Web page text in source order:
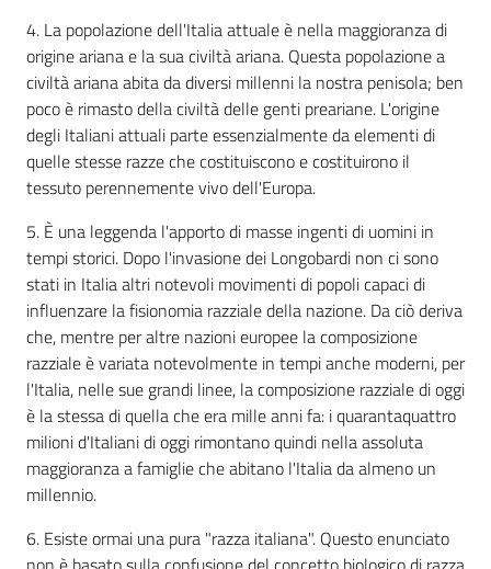
4. La popolazione dell'Italia attuale è nella maggioranza di
origine ariana e la sua civiltà ariana. Questa popolazione a
civiltà ariana abita da diversi millenni la nostra penisola; ben
poco è rimasto della civiltà delle genti preariane. L'origine
degli Italiani attuali parte essenzialmente da elementi di
quelle stesse razze che costituiscono e costituirono il
tessuto perennemente vivo dell'Europa.
5. È una leggenda l'apporto di masse ingenti di uomini in
tempi storici. Dopo l'invasione dei Longobardi non ci sono
stati in Italia altri notevoli movimenti di popoli capaci di
influenzare la fisionomia razziale della nazione. Da ciò deriva
che, mentre per altre nazioni europee la composizione
razziale è variata notevolmente in tempi anche moderni, per
l'Italia, nelle sue grandi linee, la composizione razziale di oggi
è la stessa di quella che era mille anni fa: i quarantaquattro
milioni d'Italiani di oggi rimontano quindi nella assoluta
maggioranza a famiglie che abitano l'Italia da almeno un
millennio.
6. Esiste ormai una pura "razza italiana". Questo enunciato